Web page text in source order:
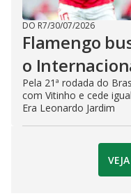
DO R7/30/07/2026
Flamengo
o
Pela 21ª rodada do
com Vitinho e cede
Era Leonardo Jardim